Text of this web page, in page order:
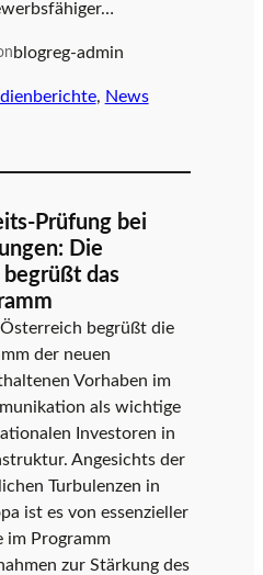
blogreg-admin
, News
Prüfung bei
Die
das
begrüßt die
der neuen
Vorhaben im
als wichtige
Investoren in
Angesichts der
Turbulenzen in
ist es von essenzieller
im Programm
zur Stärkung des